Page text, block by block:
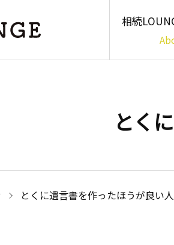
相続
とく
とくに遺言書を作ったほうが良い人